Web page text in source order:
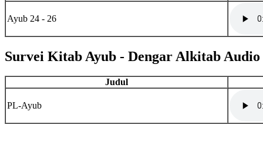
Ayub 24 - 26
Survei Kitab Ayub - Dengar Alkitab Audio
Judul
PL-Ayub